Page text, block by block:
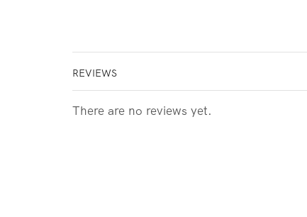
REVIEWS
There are no reviews yet.